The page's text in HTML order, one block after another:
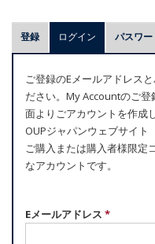
プ
ラ
マ
リ
ー
タ
ブ
登録 ログイン (アクティブ
パスワ
ご登録のEメールアドレス
ださい。My Accountのご
面よりごアカウントを作成
OUPジャパンウェブサイ
ご購入または購入者様限定
なアカウントです。
Eメールアドレス *